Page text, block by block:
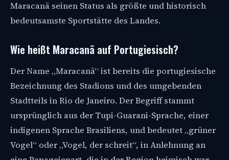
Maracanã seinen Status als größte und historisch
bedeutsamste Sportstätte des Landes.
Wie heißt Maracanã auf Portugiesisch?
Der Name „Maracanã“ ist bereits die portugiesische
Bezeichnung des Stadions und des umgebenden
Stadtteils in Rio de Janeiro. Der Begriff stammt
ursprünglich aus der Tupi-Guarani-Sprache, einer
indigenen Sprache Brasiliens, und bedeutet „grüner
Vogel“ oder „Vogel, der schreit“, in Anlehnung an